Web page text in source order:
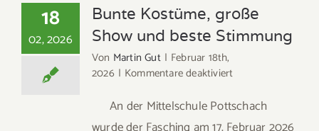
18
02, 2026
Bunte Kostüme, große
Show und beste Stimmung
Von Martin Gut | Februar 18th,
2026 | Kommentare deaktiviertfür
Kostüme,
große
An der Mittelschule Pottschach